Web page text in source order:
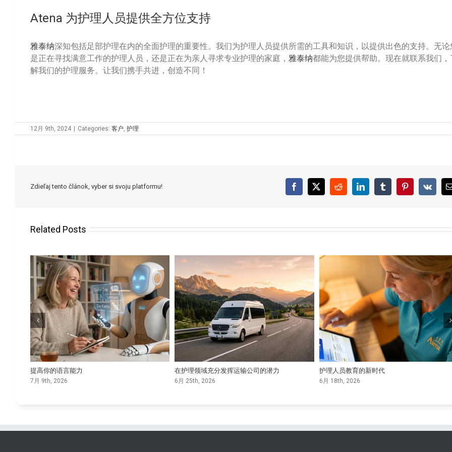
Atena 为护理人员提供全方位支持
雅泰纳深知包括足部护理在内的全面护理的重要性。我们为护理人员提供所需的工具和知识，以提供出色的支持。无论
是正在寻找满意工作的护理人员，还是正在为亲人寻求专业护理的家庭， 雅泰纳都能为您提供帮助。现在就联系我们，
解我们的护理服务。让我们携手共进，创造不同！
12月 9th, 2024 | Categories: 客户 护理
Zdieľaj tento článok, vyber si svoju platformu! Facebook
X RedditLinkedInTumblrPinterest
Vk
Related Posts
提高你的语言能力
7月 9th, 2026
在护理领域充分发挥运输公司的潜力
6月 25th, 2026
护理人员教育的新时代
6月 18th, 2026